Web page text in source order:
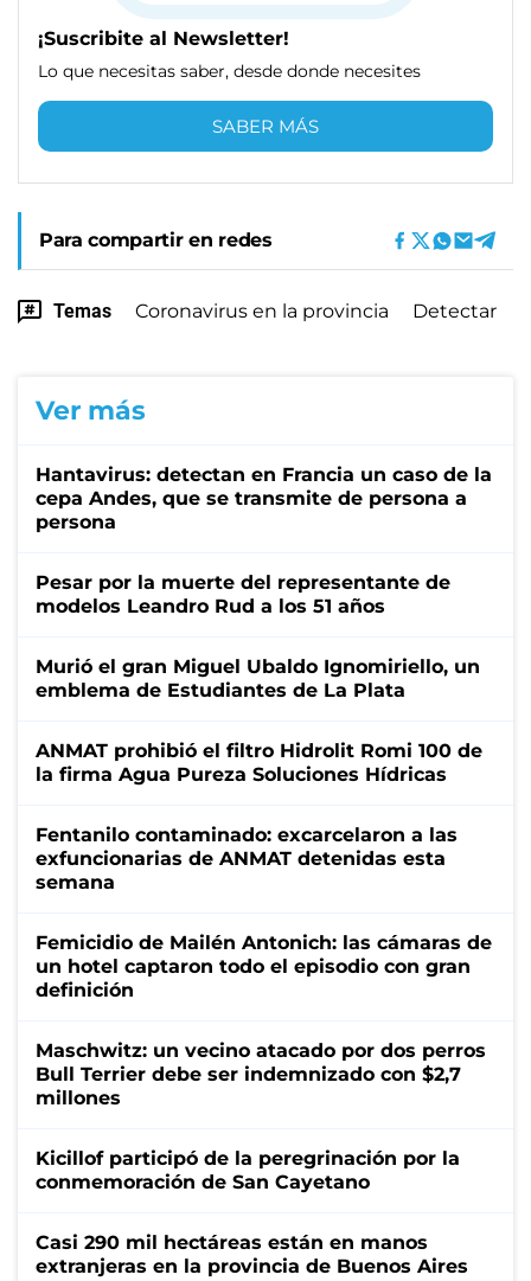
¡Suscribite al Newsletter!
Lo que necesitas saber, desde donde necesites
SABER MÁS
Para compartir en redes
Temas Coronavirus en la provincia Detectar
Ver más
Hantavirus: detectan en Francia un caso de la
cepa Andes, que se transmite de persona a
persona
Pesar por la muerte del representante de
modelos Leandro Rud a los 51 años
Murió el gran Miguel Ubaldo Ignomiriello, un
emblema de Estudiantes de La Plata
ANMAT prohibió el filtro Hidrolit Romi 100 de
la firma Agua Pureza Soluciones Hídricas
Fentanilo contaminado: excarcelaron a las
exfuncionarias de ANMAT detenidas esta
semana
Femicidio de Mailén Antonich: las cámaras de
un hotel captaron todo el episodio con gran
definición
Maschwitz: un vecino atacado por dos perros
Bull Terrier debe ser indemnizado con $2,7
millones
Kicillof participó de la peregrinación por la
conmemoración de San Cayetano
Casi 290 mil hectáreas están en manos
extranjeras en la provincia de Buenos Aires